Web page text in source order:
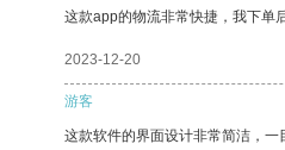
这款app的物流非常快捷，我下单
2023-12-20
游客
这款软件的界面设计非常简洁，一